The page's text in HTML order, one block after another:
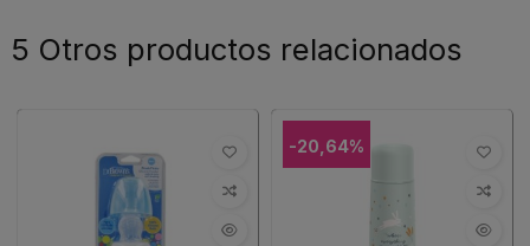
5 Otros productos relacionados
-20,64%